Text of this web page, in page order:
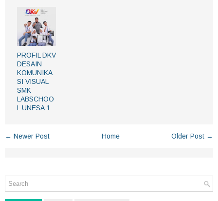
PROFIL DKV
DESAIN
KOMUNIKA
SI VISUAL
SMK
LABSCHOO
L UNESA 1
← Newer Post Older Post →
Home